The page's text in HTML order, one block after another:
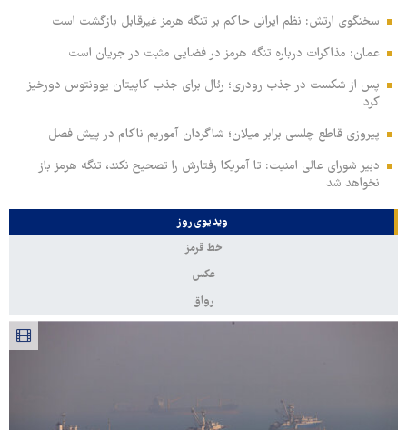
سخنگوی ارتش: نظم ایرانی حاکم بر تنگه هرمز غیرقابل بازگشت است
عمان: مذاکرات درباره تنگه هرمز در فضایی مثبت در جریان است
پس از شکست در جذب رودری؛ رئال برای جذب کاپیتان یوونتوس دورخیز
کرد
پیروزی قاطع چلسی برابر میلان؛ شاگردان آموریم ناکام در پیش فصل
دبیر شورای عالی امنیت: تا آمریکا رفتارش را تصحیح نکند، تنگه هرمز باز
نخواهد شد
ویدیوی روز
خط قرمز
عکس
رواق